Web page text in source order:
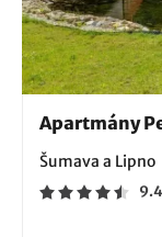
Apartmány
Šumava a Lipno
9.4